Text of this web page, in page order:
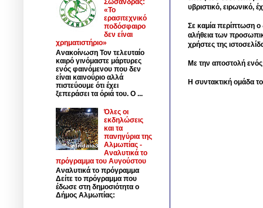
υβριστικό, ειρωνικό,
Σε καμία περίπτωση ο
αλήθεια των
χρήστες της
Με την αποστολή
Η συντακτική ομάδα
Σωσάνδρας:
«Το
ερασιτεχνικό
ποδόσφαιρο
δεν είναι
χρηματιστήριο»
Ανακοίνωση Τον τελευταίο
καιρό γινόμαστε μάρτυρες
ενός φαινόμενου που δεν
είναι καινούριο αλλά
πιστεύουμε ότι έχει
ξεπεράσει τα όριά του. Ο ...
Όλες οι
εκδηλώσεις
και τα
πανηγύρια της
Αλμωπίας -
Αναλυτικά το
πρόγραμμα του Αυγούστου
Αναλυτικά το πρόγραμμα
Δείτε το πρόγραμμα που
έδωσε στη δημοσιότητα ο
Δήμος Αλμωπίας: